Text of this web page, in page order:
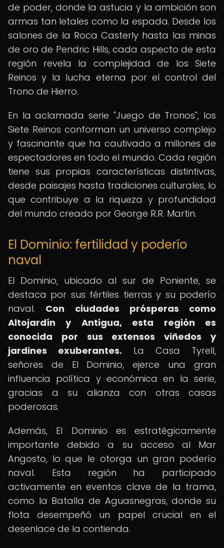
de poder, donde la astucia y la ambición son
armas tan letales como la espada. Desde los
salones de la Roca Casterly hasta las minas
de oro de Pendric Hills, cada aspecto de esta
región revela la complejidad de los Siete
Reinos y la lucha eterna por el control del
Trono de Hierro.
En la aclamada serie "Juego de Tronos", los
Siete Reinos conforman un universo complejo
y fascinante que ha cautivado a millones de
espectadores en todo el mundo. Cada región
tiene sus propias características distintivas,
desde paisajes hasta tradiciones culturales, lo
que contribuye a la riqueza y profundidad
del mundo creado por George R.R. Martin.
El Dominio: fertilidad y poderío
naval
El Dominio, ubicado al sur de Poniente, se
destaca por sus fértiles tierras y su poderío
naval. Con ciudades prósperas como
Altojardín y Antigua, esta región es
conocida por sus extensos viñedos y
jardines exuberantes. La Casa Tyrell,
señores de El Dominio, ejerce una gran
influencia política y económica en la serie,
gracias a su alianza con otras casas
poderosas.
Además, El Dominio es estratégicamente
importante debido a su acceso al Mar
Angosto, lo que le otorga un gran poderío
naval. Esta región ha participado
activamente en eventos clave de la trama,
como la Batalla de Aguasnegras, donde su
flota desempeñó un papel crucial en el
desenlace de la contienda.